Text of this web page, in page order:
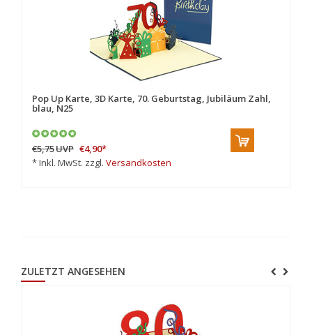
Pop Up Karte, 3D Karte, 70. Geburtstag, Jubiläum Zahl,
blau, N25
€5,75UVP €4,90*
* Inkl. MwSt. zzgl. Versandkosten
ZULETZT ANGESEHEN